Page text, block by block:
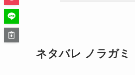
ネタバレ ノラガミ